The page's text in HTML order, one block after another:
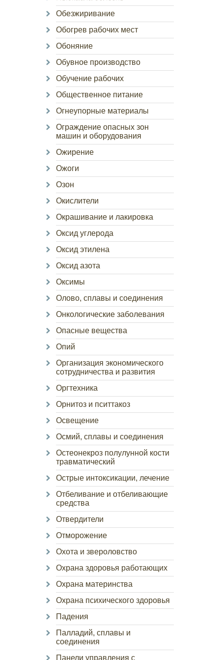
Обезжиривание
Обогрев рабочих мест
Обоняние
Обувное производство
Обучение рабочих
Общественное питание
Огнеупорные материалы
Ограждение опасных зон
машин и оборудования
Ожирение
Ожоги
Озон
Окислители
Окрашивание и лакировка
Оксид углерода
Оксид этилена
Оксид азота
Оксимы
Олово, сплавы и соединения
Онкологические заболевания
Опасные вещества
Опий
Организация экономического
сотрудничества и развития
Оргтехника
Орнитоз и пситтакоз
Освещение
Осмий, сплавы и соединения
Остеонекроз полулунной кости
травматический
Острые интоксикации, лечение
Отбеливание и отбеливающие
средства
Отвердители
Отморожение
Охота и звероловство
Охрана здоровья работающих
Охрана материнства
Охрана психического здоровья
Падения
Палладий, сплавы и
соединения
Панели управления с